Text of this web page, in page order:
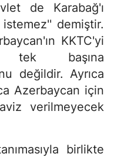
de Karabağ'ı
demiştir.
KKTC'yi
tek başına
değildir. Ayrıca
Azerbaycan için
verilmeyecek
birlikte